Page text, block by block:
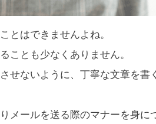
とはできませんよね。
ことも少なくありません。
せないように、丁寧な文章を書
メールを送る際のマナーを身に